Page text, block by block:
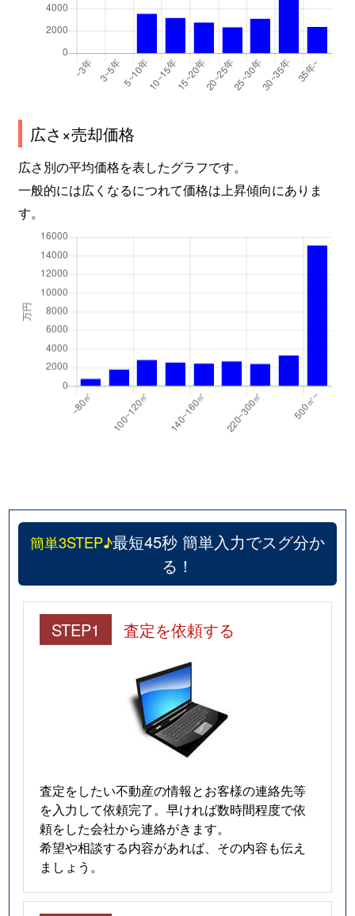
広さ×売却価格
広さ別の平均価格を表したグラフです。
一般的には広くなるにつれて価格は上昇傾向にありま
す。
簡単3STEP♪最短45秒 簡単入力でスグ分か
る！
STEP1 査定を依頼する
査定をしたい不動産の情報とお客様の連絡先等
を入力して依頼完了。早ければ数時間程度で依
頼をした会社から連絡がきます。
希望や相談する内容があれば、その内容も伝え
ましょう。